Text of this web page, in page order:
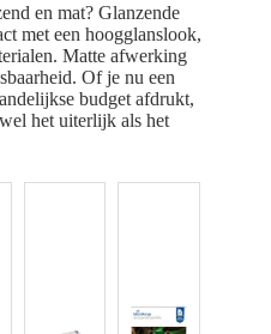
en mat? Glanzende
met een hoogglanslook,
Matte afwerking
Of je nu een
budget afdrukt,
het uiterlijk als het